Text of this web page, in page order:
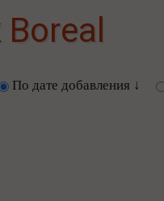
По дате добавления ↓